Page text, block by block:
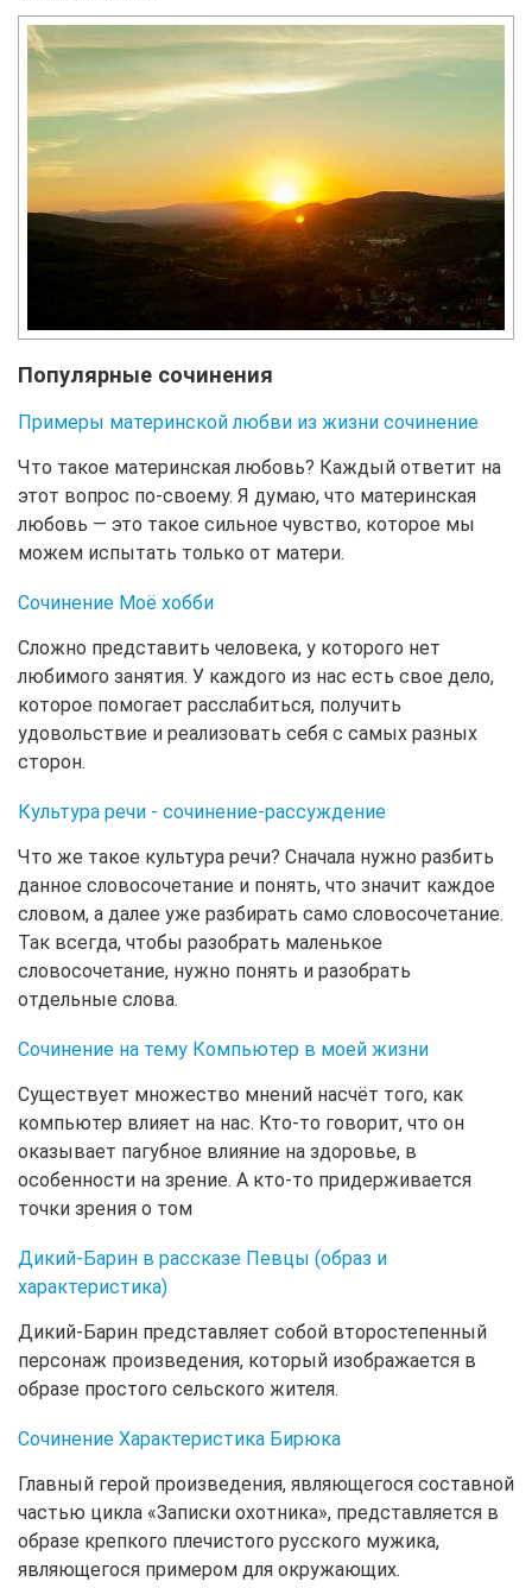
Популярные сочинения
Примеры материнской любви из жизни сочинение
Что такое материнская любовь? Каждый ответит на
этот вопрос по-своему. Я думаю, что материнская
любовь — это такое сильное чувство, которое мы
можем испытать только от матери.
Сочинение Моё хобби
Сложно представить человека, у которого нет
любимого занятия. У каждого из нас есть свое дело,
которое помогает расслабиться, получить
удовольствие и реализовать себя с самых разных
сторон.
Культура речи - сочинение-рассуждение
Что же такое культура речи? Сначала нужно разбить
данное словосочетание и понять, что значит каждое
словом, а далее уже разбирать само словосочетание.
Так всегда, чтобы разобрать маленькое
словосочетание, нужно понять и разобрать
отдельные слова.
Сочинение на тему Компьютер в моей жизни
Существует множество мнений насчёт того, как
компьютер влияет на нас. Кто-то говорит, что он
оказывает пагубное влияние на здоровье, в
особенности на зрение. А кто-то придерживается
точки зрения о том
Дикий-Барин в рассказе Певцы (образ и
характеристика)
Дикий-Барин представляет собой второстепенный
персонаж произведения, который изображается в
образе простого сельского жителя.
Сочинение Характеристика Бирюка
Главный герой произведения, являющегося составной
частью цикла «Записки охотника», представляется в
образе крепкого плечистого русского мужика,
являющегося примером для окружающих.